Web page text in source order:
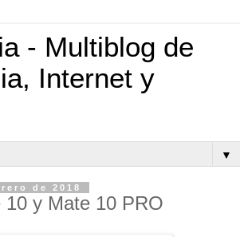
- Multiblog de
Internet y
▼
de 2018
10 y Mate 10 PRO